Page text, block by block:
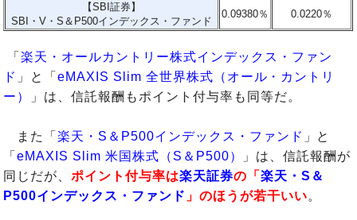
【SBI証券】
SBI・V・S＆P500インデックス・ファンド
0.09380％ 0.0220％
「楽天・オールカントリー株式インデックス・ファン
ド 」と「eMAXIS Slim 全世界株式（オール・カントリ
ー）
」は、信託報酬もポイント付与率も同等だ。
また「楽天・S＆P500インデックス・ファンド 」と
「eMAXIS Slim 米国株式（S＆P500）
」は、信託報酬が
同じだが、ポイント付与率は楽天証券の「 楽天・S＆
P500インデックス・ファンド 」のほうが若干いい。